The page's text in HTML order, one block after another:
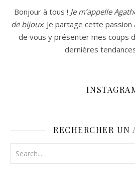
Bonjour à tous ! Je m’appelle
de bijoux. Je partage cette
de vous y présenter mes coups
dernières
RECHERCHER UN